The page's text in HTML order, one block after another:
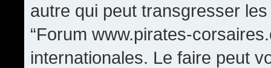
autre qui peut transgresser
“Forum www.pirates-
internationales. Le faire peut